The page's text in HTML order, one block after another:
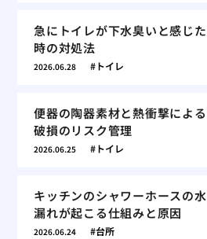
急にトイレが下水臭いと感じた
時の対処法
2026.06.28 トイレ
便器の陶器素材と熱衝撃による
破損のリスク管理
2026.06.25 トイレ
キッチンのシャワーホースの水
漏れが起こる仕組みと原因
2026.06.24 台所